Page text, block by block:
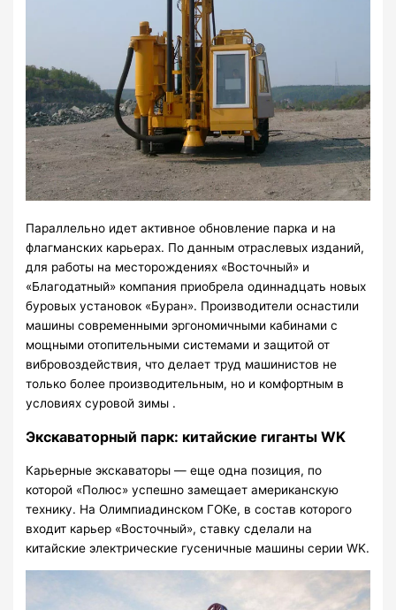
Параллельно идет активное обновление парка и на
флагманских карьерах. По данным отраслевых изданий,
для работы на месторождениях «Восточный» и
«Благодатный» компания приобрела одиннадцать новых
буровых установок «Буран». Производители оснастили
машины современными эргономичными кабинами с
мощными отопительными системами и защитой от
вибровоздействия, что делает труд машинистов не
только более производительным, но и комфортным в
условиях суровой зимы .
Экскаваторный парк: китайские гиганты WK
Карьерные экскаваторы — еще одна позиция, по
которой «Полюс» успешно замещает американскую
технику. На Олимпиадинском ГОКе, в состав которого
входит карьер «Восточный», ставку сделали на
китайские электрические гусеничные машины серии WK.